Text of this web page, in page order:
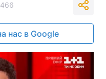
нас в Google